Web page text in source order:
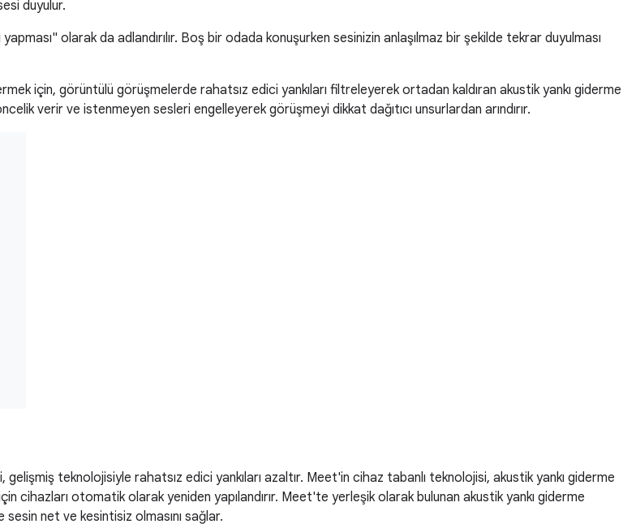
duyulur.
olarak da adlandırılır. Boş bir odada konuşurken sesinizin anlaşılmaz bir şekilde tekrar duyulması
için, görüntülü görüşmelerde rahatsız edici yankıları filtreleyerek ortadan kaldıran akustik yankı giderme
verir ve istenmeyen sesleri engelleyerek görüşmeyi dikkat dağıtıcı unsurlardan arındırır.
teknolojisiyle rahatsız edici yankıları azaltır. Meet'in cihaz tabanlı teknolojisi, akustik yankı giderme
cihazları otomatik olarak yeniden yapılandırır. Meet'te yerleşik olarak bulunan akustik yankı giderme
net ve kesintisiz olmasını sağlar.